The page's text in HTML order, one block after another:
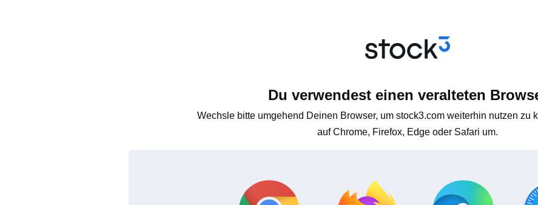
Du verwendest einen veralteten
Wechsle bitte umgehend Deinen Browser, um stock3.com weiterhin nutzen zu
auf Chrome, Firefox, Edge oder Safari um.